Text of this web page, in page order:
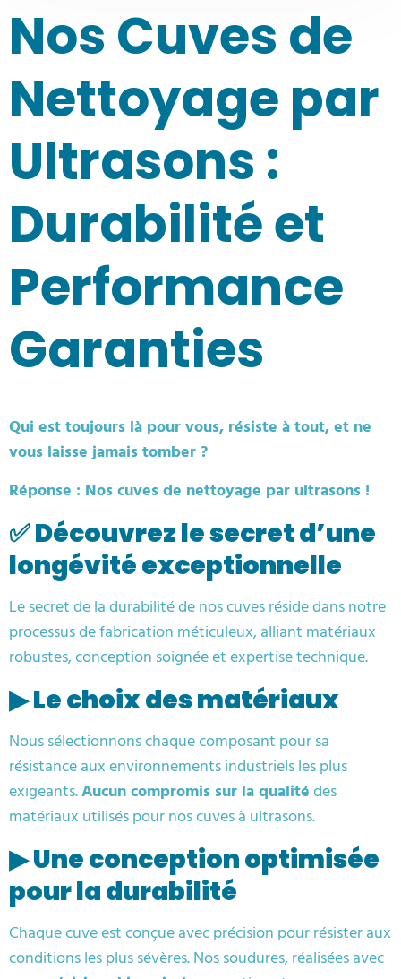
Nos Cuves de
Nettoyage par
Ultrasons :
Durabilité et
Performance
Garanties
Qui est toujours là pour vous, résiste à tout, et ne
vous laisse jamais tomber ?
Réponse : Nos cuves de nettoyage par ultrasons !
✅ Découvrez le secret d’une
longévité exceptionnelle
Le secret de la durabilité de nos cuves réside dans notre
processus de fabrication méticuleux, alliant matériaux
robustes, conception soignée et expertise technique.
▶Le choix des matériaux
Nous sélectionnons chaque composant pour sa
résistance aux environnements industriels les plus
exigeants.Aucun compromis sur la qualitédes
matériaux utilisés pour nos cuves à ultrasons.
▶ Une conception optimisée
pour la durabilité
Chaque cuve est conçue avec précision pour résister aux
conditions les plus sévères. Nos soudures, réalisées avec